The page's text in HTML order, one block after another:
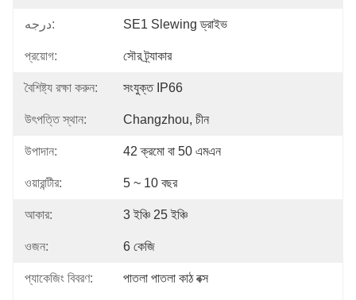
درجه: SE1 Slewing ড্রাইভ
প্রয়োগ: সৌর ট্র্যাকার
বৈশিষ্ট্য রক্ষা করুন: সংযুক্ত IP66
উৎপত্তি স্থান: Changzhou, চীন
উপাদান: 42 ক্রমো বা 50 এমএন
ওয়ারান্টীর: 5 ~ 10 বছর
আকার: 3 ইঞ্চি 25 ইঞ্চি
ওজন: 6 কেজি
প্যাকেজিং বিবরণ: পাতলা পাতলা কাঠ বক্স